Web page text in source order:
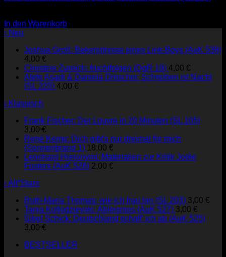
In den Warenkorb
› Neu
Joshua Groß: Bekenntnisse eines Link-Boys (AuK 538)
4,00 €
Christine Zureich: fruchtfolgen (DgR 18) 4,00 €
Atefe Asadi & Daniela Dröscher: Schreiben ist Nacht
(SL 225) 4,00 €
› Klassisch
Frank Fischer: Der Louvre in 20 Minuten (SL 105)
3,00 €
René Kemp: Dich gibt's nur dreimal für mich
(Sonnenbrand 1) 18,00 €
Leonhard Hieronymi: Materialien zur Kritik Jodie
Fosters (AuK 526) 2,00 €
› All*Stars
Ruth-Maria Thomas: wie ich frau bin (SL 203) 3,00 €
Tanja Kollodzieyski: Ableismus (AuK 527) 3,00 €
Sibel Schick: Deutschland schaff' ich ab (AuK 525)
3,00 €
BESTSELLER